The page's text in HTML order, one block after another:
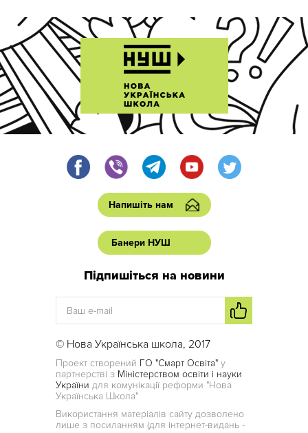
Напишіть нам
Банери НУШ
Підпишіться на новини
© Нова Українська школа, 2017
Проект створений ГО "Смарт Освіта" у
партнерстві з Міністерством освіти і науки
України для комунікації реформи "Нова
Українська Школа"
Використання матеріалів сайту дозволено
лише з посиланням (для інтернет-видань -